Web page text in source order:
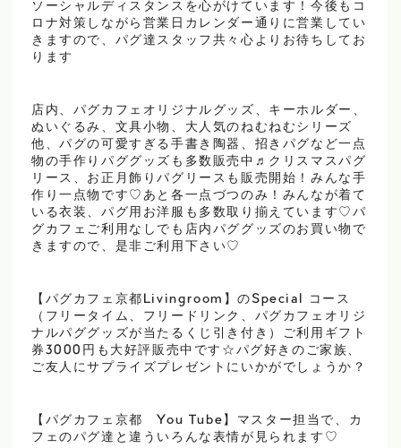
ソーシャルディスタンスを心がけています！今後もコ
ロナ対策しながら営業日カレンダー通りに営業してい
きますので、パグ達スタッフ共々心よりお待ちしてお
ります
店内、パグカフェオリジナルグッズ、キーホルダー、
ぬいぐるみ、文具小物、大人気のねむねむシリーズ
他、パグの可愛すぎる手書き陶器、招きパグなど一点
物の手作りパググッズも多数販売中♬クリスマスパグ
リース、お正月飾りパグリースも販売開始！みんな手
作り一点物です♡あと各一点づつのみ！みんなが着て
いる衣装、パグ用お洋服も多数取り揃えています♡パ
グカフェご利用なしでも店内パググッズのお買い物で
きますので、是非ご利用下さい♡
【パグカフェ京都Livingroom】のSpecial コース
（フリータイム、フリードリンク、パグカフェオリジ
ナルパググッズが当たるくじ引き付き）ご利用ギフト
券3000円も大好評販売中です☆パグ好きのご家族、
ご友人にサプライズプレゼントにいかがでしょうか？
【パグカフェ京都 You Tube】マスター担当で、カ
フェのパグ達と違ういろんな表情が見られます♡